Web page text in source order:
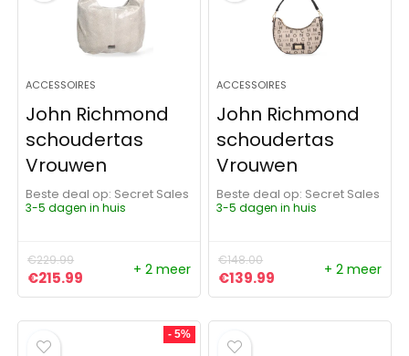
ACCESSOIRES
John Richmond
schoudertas
Vrouwen
Beste deal op:
Secret Sales
3-5 dagen in huis
€229.99
Oorspronkelijke prijs was: €229.99.
€215.99 Huidige prijs is: €215.99.
+ 2 meer
ACCESSOIRES
John Richmond
schoudertas
Vrouwen
Beste deal op:
Secret Sales
3-5 dagen in huis
€148.00
Oorspronkelijke prijs was:
€139.99 Huidige prijs is:
+ 2 meer
- 5%